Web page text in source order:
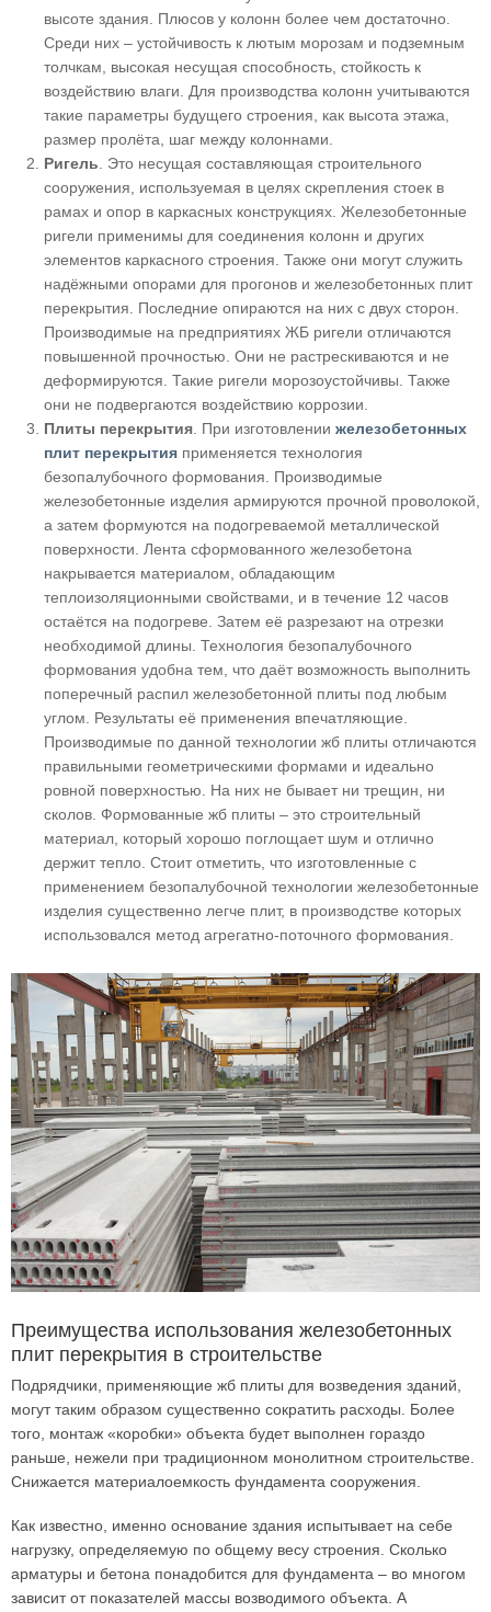
высоте здания. Плюсов у колонн более чем достаточно.
Среди них – устойчивость к лютым морозам и подземным
толчкам, высокая несущая способность, стойкость к
воздействию влаги. Для производства колонн учитываются
такие параметры будущего строения, как высота этажа,
размер пролёта, шаг между колоннами.
Ригель. Это несущая составляющая строительного
сооружения, используемая в целях скрепления стоек в
рамах и опор в каркасных конструкциях. Железобетонные
ригели применимы для соединения колонн и других
элементов каркасного строения. Также они могут служить
надёжными опорами для прогонов и железобетонных плит
перекрытия. Последние опираются на них с двух сторон.
Производимые на предприятиях ЖБ ригели отличаются
повышенной прочностью. Они не растрескиваются и не
деформируются. Такие ригели морозоустойчивы. Также
они не подвергаются воздействию коррозии.
Плиты перекрытия. При изготовлении железобетонных
плит перекрытия применяется технология
безопалубочного формования. Производимые
железобетонные изделия армируются прочной проволокой,
а затем формуются на подогреваемой металлической
поверхности. Лента сформованного железобетона
накрывается материалом, обладающим
теплоизоляционными свойствами, и в течение 12 часов
остаётся на подогреве. Затем её разрезают на отрезки
необходимой длины. Технология безопалубочного
формования удобна тем, что даёт возможность выполнить
поперечный распил железобетонной плиты под любым
углом. Результаты её применения впечатляющие.
Производимые по данной технологии жб плиты отличаются
правильными геометрическими формами и идеально
ровной поверхностью. На них не бывает ни трещин, ни
сколов. Формованные жб плиты – это строительный
материал, который хорошо поглощает шум и отлично
держит тепло. Стоит отметить, что изготовленные с
применением безопалубочной технологии железобетонные
изделия существенно легче плит, в производстве которых
использовался метод агрегатно-поточного формования.
Преимущества использования железобетонных
плит перекрытия в строительстве
Подрядчики, применяющие жб плиты для возведения зданий,
могут таким образом существенно сократить расходы. Более
того, монтаж «коробки» объекта будет выполнен гораздо
раньше, нежели при традиционном монолитном строительстве.
Снижается материалоемкость фундамента сооружения.
Как известно, именно основание здания испытывает на себе
нагрузку, определяемую по общему весу строения. Сколько
арматуры и бетона понадобится для фундамента – во многом
зависит от показателей массы возводимого объекта. А